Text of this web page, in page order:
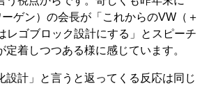
ゲン）の会長が「これからのVW（＋
レゴブロック設計にする」とスピーチ
定着しつつある様に感じています。
設計」と言うと返ってくる反応は同じ